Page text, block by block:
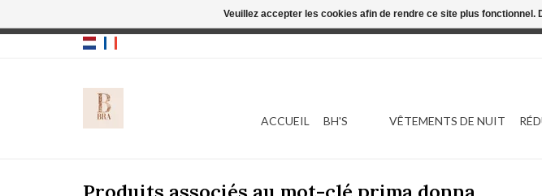
ACCUEIL BH'S VÊTEMENTS DE NUIT
Veuillez accepter les cookies afin de rendre ce site plus fonctionnel.
Cette boutique est en construction. Toute